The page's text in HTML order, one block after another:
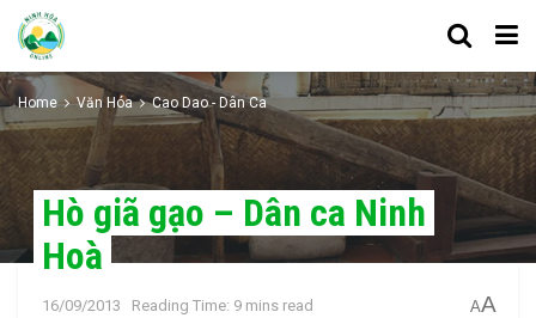
Home Văn Hóa Cao Dao - Dân Ca
Hò giã gạo – Dân ca Ninh
Hoà
16/09/2013 Reading Time: 9 mins read AA